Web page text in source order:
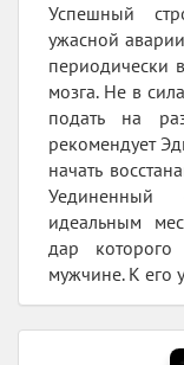
Успешный
ужасной
периодически
мозга. Не в
подать на
рекомендует
начать
Уединенный
идеальным
дар которого
мужчине. К его